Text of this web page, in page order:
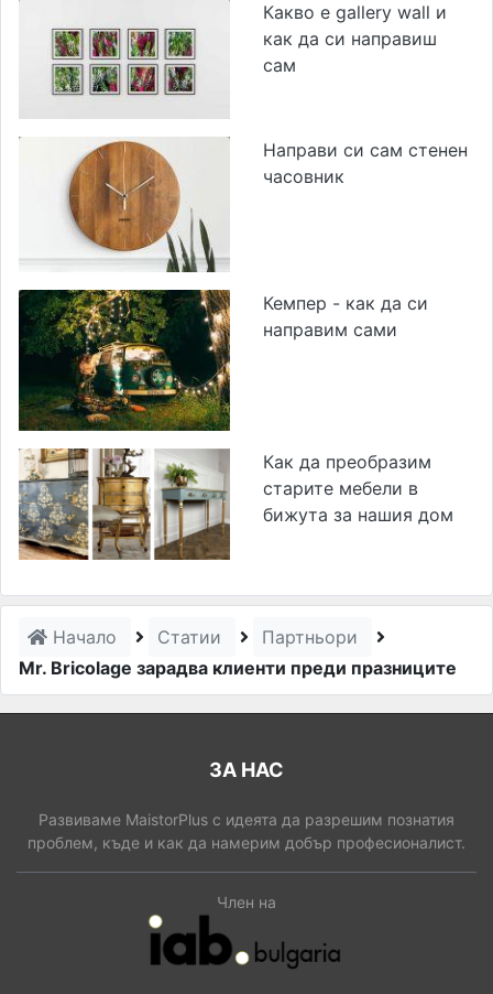
Какво е gallery wall и
как да си направиш
сам
Направи си сам стенен
часовник
Кемпер - как да си
направим сами
Как да преобразим
старите мебели в
бижута за нашия дом
Начало Статии
Партньори
Mr. Bricolage зарадва клиенти преди празниците
ЗА НАС
Развиваме MaistorPlus с идеята да разрешим познатия
проблем, къде и как да намерим добър професионалист.
Член на